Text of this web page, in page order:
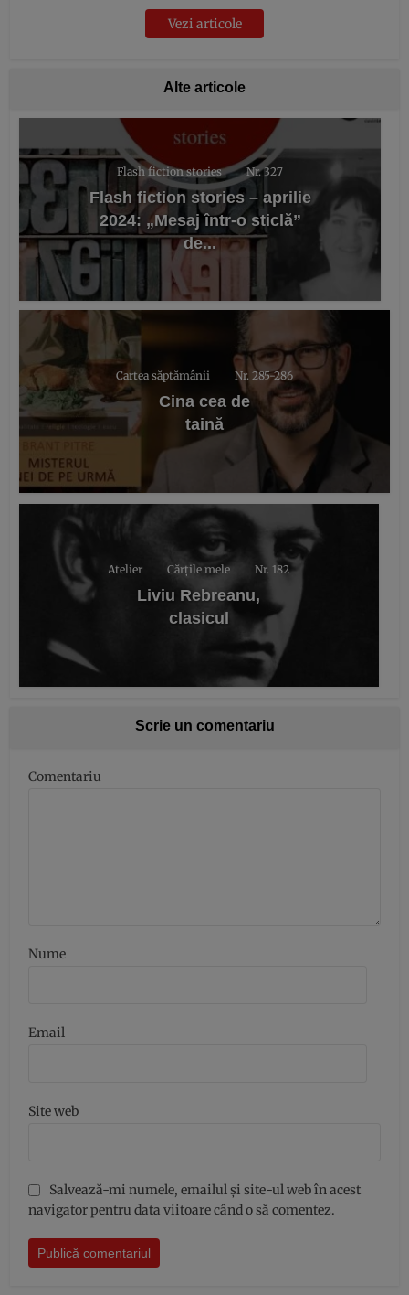
Vezi articole
Alte articole
Flash fiction stories Nr. 327
Flash fiction stories – aprilie
2024: „Mesaj într-o sticlă”
de...
Cartea săptămânii Nr. 285-286
Cina cea de
taină
Atelier Cărțile mele Nr. 182
Liviu Rebreanu,
clasicul
Scrie un comentariu
Comentariu
Nume
Email
Site web
Salvează-mi numele, emailul și site-ul web în acest
navigator pentru data viitoare când o să comentez.